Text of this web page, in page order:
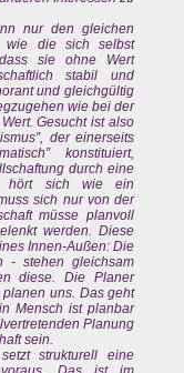
nur den gleichen
wie die sich selbst
sie ohne Wert
stabil und
und gleichgültig
wie bei der
Gesucht ist also
der einerseits
konstituiert,
durch eine
hört sich wie ein
sich nur von der
müsse planvoll
werden. Diese
Innen-Außen: Die
- stehen gleichsam
diese. Die Planer
uns. Das geht
Mensch ist planbar
Planung
sein.
strukturell eine